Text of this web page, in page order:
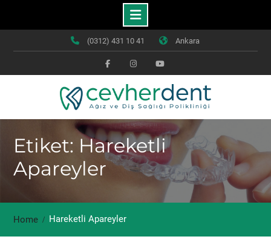
(0312) 431 10 41 Ankara
FacebookInstagramYoutube
Etiket: Hareketli
Apareyler
Home Hareketli Apareyler